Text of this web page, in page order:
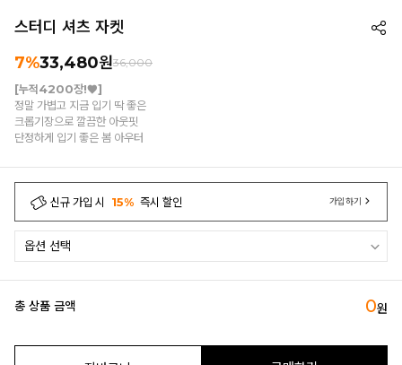
스터디 셔츠 자켓
7%33,480원36,000
[누적4200장!♥]
정말 가볍고 지금 입기 딱 좋은
크롭기장으로 깔끔한 아웃핏
단정하게 입기 좋은 봄 아우터
신규 가입 시 15% 즉시 할인 가입하기
총 상품 금액 0원